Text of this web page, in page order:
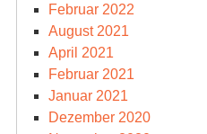
Februar 2022
August 2021
April 2021
Februar 2021
Januar 2021
Dezember 2020